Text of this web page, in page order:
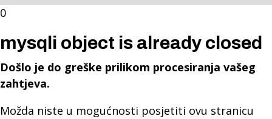
0
mysqli object is already closed
Došlo je do greške prilikom procesiranja vašeg
zahtjeva.
Možda niste u mogućnosti posjetiti ovu stranicu